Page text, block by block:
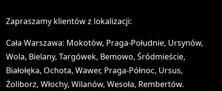
Zapraszamy klientów z lokalizacji:
Cała Warszawa: Mokotów, Praga-Południe, Ursynów,
Wola, Bielany, Targówek, Bemowo, Śródmieście,
Białołęka, Ochota, Wawer, Praga-Północ, Ursus,
Żoliborz, Włochy, Wilanów, Wesoła, Rembertów.